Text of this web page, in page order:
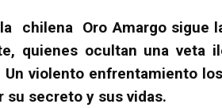
chilena Oro Amargo sigue
quienes ocultan una veta
violento enfrentamiento
su secreto y sus vidas.